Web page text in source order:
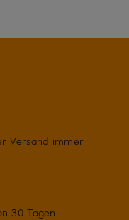
Versand immer
30 Tagen